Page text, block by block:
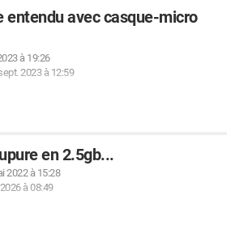
entendu avec casque-micro
à 19:26
2023 à 12:59
en 2.5gb...
2022 à 15:28
à 08:49